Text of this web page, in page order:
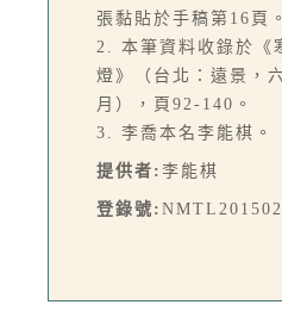
張黏貼於手稿第16頁。
2. 本筆資料收錄於《
燈》（台北：遠景，
月），頁92-140。
3. 李喬本名李能棋。
提供者: 李能棋
登錄號: